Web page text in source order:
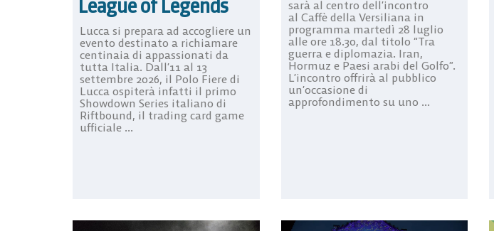
League of Legends
Lucca si prepara ad accogliere un
evento destinato a richiamare
centinaia di appassionati da
tutta Italia. Dall’11 al 13
settembre 2026, il Polo Fiere di
Lucca ospiterà infatti il primo
Showdown Series italiano di
Riftbound, il trading card game
ufficiale ...
sarà al centro dell’incontro
al Caffè della Versiliana in
programma martedì 28 luglio
alle ore 18.30, dal titolo “Tra
guerra e diplomazia. Iran,
Hormuz e Paesi arabi del Golfo”.
L’incontro offrirà al pubblico
un’occasione di
approfondimento su uno ...